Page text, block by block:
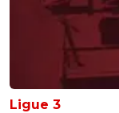
Ligue 3